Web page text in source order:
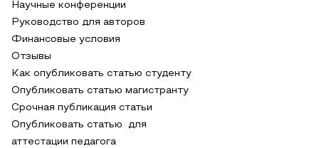
Научные конференции
Руководство для авторов
Финансовые условия
Отзывы
Как опубликовать статью студенту
Опубликовать статью магистранту
Срочная публикация статьи
Опубликовать статью для
аттестации педагога